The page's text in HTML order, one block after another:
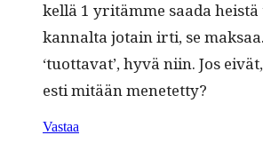
kel­lä 1 yritämme saa­da
kannal­ta jotain irti, se
‘tuot­ta­vat’, hyvä niin. Jos
es­ti mitään menetetty?
Vastaa